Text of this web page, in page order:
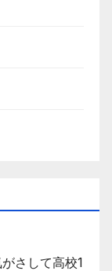
さして高校1